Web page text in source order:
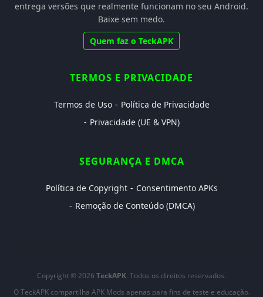
entrega versões que realmente funcionam no seu Android.
Baixe sem medo.
Quem faz o TeckAPK
TERMOS E PRIVACIDADE
Termos de Uso
Política de Privacidade
Privacidade (UE & VPN)
SEGURANÇA E DMCA
Política de Copyright
Consentimento APKs
Remoção de Conteúdo (DMCA)
Copyright © 2026 TeckAPK. Todos os direitos reservados.
O TeckAPK compartilha APK Mods apenas para fins de teste e educação.